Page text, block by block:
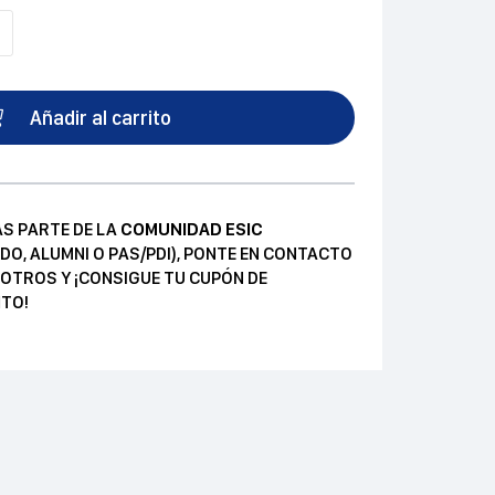
Añadir al carrito
PARTE DE LA COMUNIDAD ESIC
ALUMNI O PAS/PDI), PONTE EN CONTACTO
Y ¡CONSIGUE TU CUPÓN DE